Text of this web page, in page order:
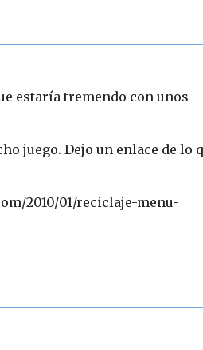
estaría tremendo con unos
juego. Dejo un enlace de lo
2010/01/reciclaje-menu-